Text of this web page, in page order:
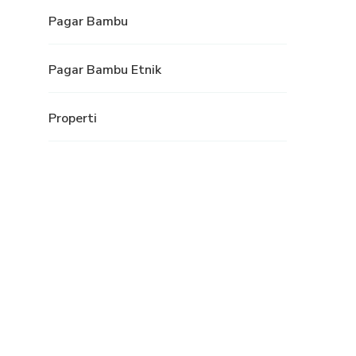
Pagar Bambu
Pagar Bambu Etnik
Properti